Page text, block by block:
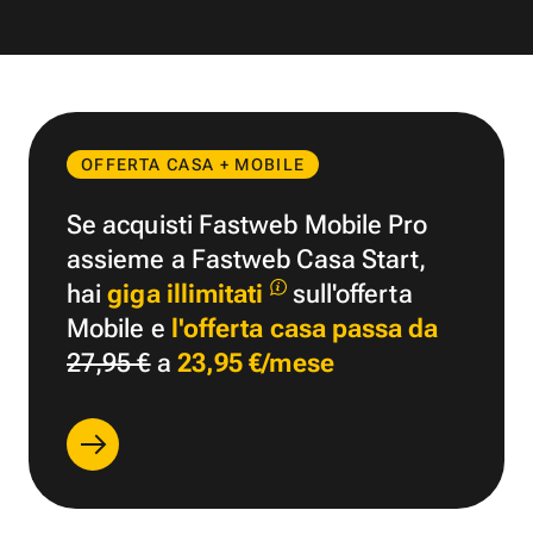
OFFERTA CASA + MOBILE
Se acquisti Fastweb Mobile Pro
assieme a Fastweb Casa Start,
haigiga illimitati
sull'offerta
Mobile e l'offerta casa passa da
27,95 €a 23,95 €/mese